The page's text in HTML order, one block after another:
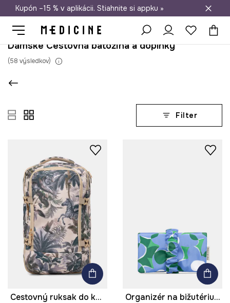
Doprava zadarmo od 50 €
Kupón –15 % v aplikácii. Stiahnite si appku »
Dámske Cestovná batožina a doplnky
(58 výsledkov)
Filter
Cestovný ruksak do kabíny so zvieracím motívom
Organizér na bižutériu z textilného materiálu